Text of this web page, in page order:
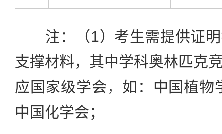
注：（1）考生需提供证明
支撑材料，其中学科奥林匹克
应国家级学会，如：中国植物
中国化学会；